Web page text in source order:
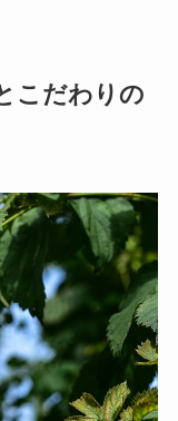
こだわりの